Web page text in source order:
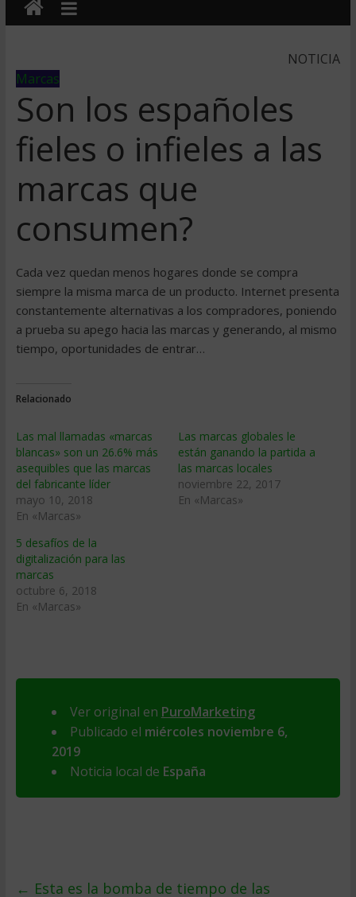
NOTICIA
Marcas
Son los españoles
fieles o infieles a las
marcas que
consumen?
Cada vez quedan menos hogares donde se compra
siempre la misma marca de un producto. Internet presenta
constantemente alternativas a los compradores, poniendo
a prueba su apego hacia las marcas y generando, al mismo
tiempo, oportunidades de entrar…
Relacionado
Las mal llamadas «marcas
blancas» son un 26.6% más
asequibles que las marcas
del fabricante líder
mayo 10, 2018
En «Marcas»
Las marcas globales le
están ganando la partida a
las marcas locales
noviembre 22, 2017
En «Marcas»
5 desafíos de la
digitalización para las
marcas
octubre 6, 2018
En «Marcas»
Ver original en PuroMarketing
Publicado el miércoles noviembre 6,
2019
Noticia local de España
← Esta es la bomba de tiempo de las